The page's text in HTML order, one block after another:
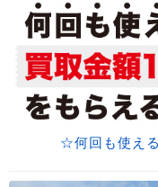
☆何回も使え